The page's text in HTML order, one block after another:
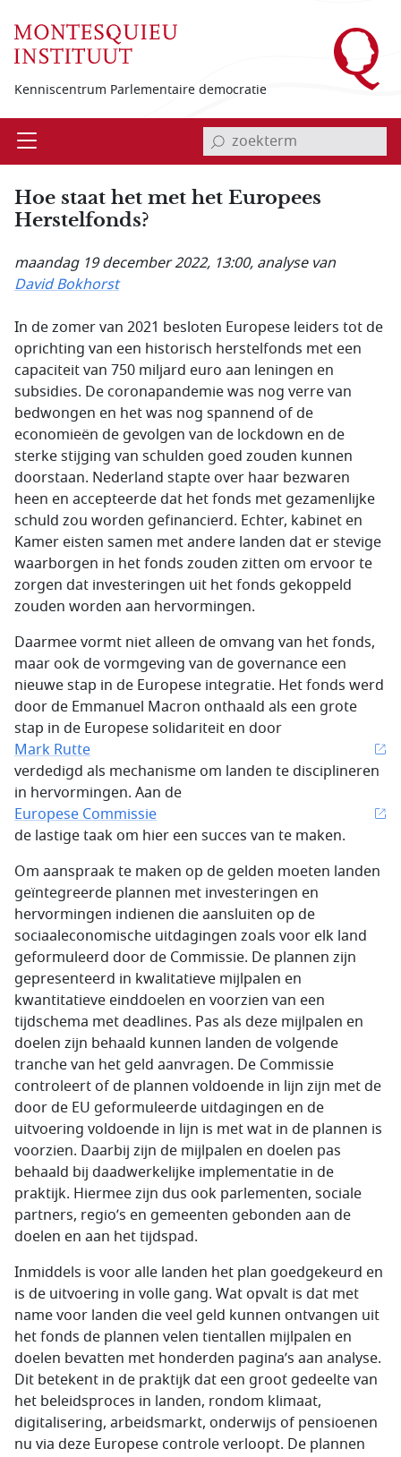
Kenniscentrum Parlementaire democratie
Open invoerveld zoekterm
Hoe staat het met het Europees
Herstelfonds?
maandag 19 december 2022, 13:00, analyse van
David Bokhorst
In de zomer van 2021 besloten Europese leiders tot de
oprichting van een historisch herstelfonds met een
capaciteit van 750 miljard euro aan leningen en
subsidies. De coronapandemie was nog verre van
bedwongen en het was nog spannend of de
economieën de gevolgen van de lockdown en de
sterke stijging van schulden goed zouden kunnen
doorstaan. Nederland stapte over haar bezwaren
heen en accepteerde dat het fonds met gezamenlijke
schuld zou worden gefinancierd. Echter, kabinet en
Kamer eisten samen met andere landen dat er stevige
waarborgen in het fonds zouden zitten om ervoor te
zorgen dat investeringen uit het fonds gekoppeld
zouden worden aan hervormingen.
Daarmee vormt niet alleen de omvang van het fonds,
maar ook de vormgeving van de governance een
nieuwe stap in de Europese integratie. Het fonds werd
door de Emmanuel Macron onthaald als een grote
stap in de Europese solidariteit en door
Mark Rutte
verdedigd als mechanisme om landen te disciplineren
in hervormingen. Aan de
Europese Commissie
de lastige taak om hier een succes van te maken.
Om aanspraak te maken op de gelden moeten landen
geïntegreerde plannen met investeringen en
hervormingen indienen die aansluiten op de
sociaaleconomische uitdagingen zoals voor elk land
geformuleerd door de Commissie. De plannen zijn
gepresenteerd in kwalitatieve mijlpalen en
kwantitatieve einddoelen en voorzien van een
tijdschema met deadlines. Pas als deze mijlpalen en
doelen zijn behaald kunnen landen de volgende
tranche van het geld aanvragen. De Commissie
controleert of de plannen voldoende in lijn zijn met de
door de EU geformuleerde uitdagingen en de
uitvoering voldoende in lijn is met wat in de plannen is
voorzien. Daarbij zijn de mijlpalen en doelen pas
behaald bij daadwerkelijke implementatie in de
praktijk. Hiermee zijn dus ook parlementen, sociale
partners, regio’s en gemeenten gebonden aan de
doelen en aan het tijdspad.
Inmiddels is voor alle landen het plan goedgekeurd en
is de uitvoering in volle gang. Wat opvalt is dat met
name voor landen die veel geld kunnen ontvangen uit
het fonds de plannen velen tientallen mijlpalen en
doelen bevatten met honderden pagina’s aan analyse.
Dit betekent in de praktijk dat een groot gedeelte van
het beleidsproces in landen, rondom klimaat,
digitalisering, arbeidsmarkt, onderwijs of pensioenen
nu via deze Europese controle verloopt. De plannen